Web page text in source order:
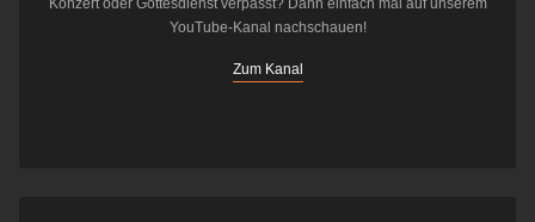
Konzert oder Gottesdienst verpasst? Dann einfach mal auf unserem
YouTube-Kanal nachschauen!
Zum Kanal